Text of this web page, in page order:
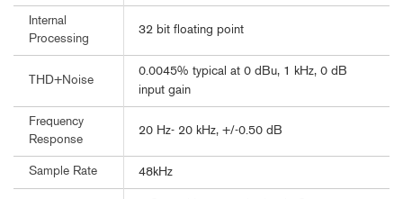
Internal
Processing
32 bit floating point
THD+Noise
0.0045% typical at 0 dBu, 1 kHz, 0 dB
input gain
Frequency
Response
20 Hz- 20 kHz, +/-0.50 dB
Sample Rate 48kHz